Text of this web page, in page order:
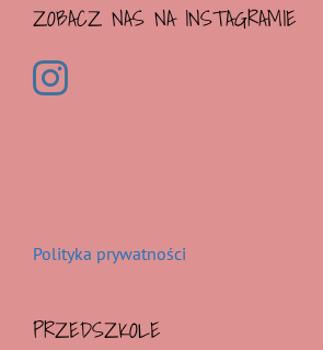
ZOBACZ NAS NA INSTAGRAMIE
Polityka prywatności
PRZEDSZKOLE